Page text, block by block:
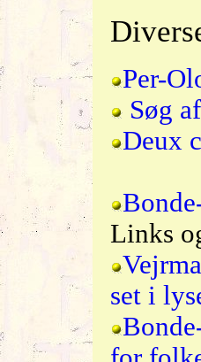
Per-
Søg
Deux
Links
set i